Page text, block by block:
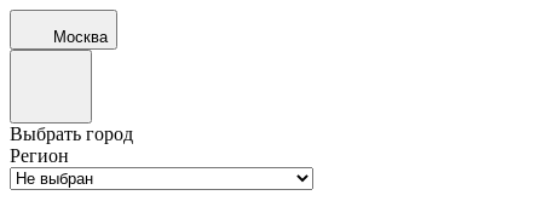
Москва
Выбрать город
Регион